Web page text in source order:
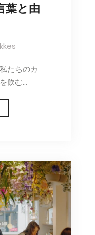
葉と由
たちのカ
飲む…
：